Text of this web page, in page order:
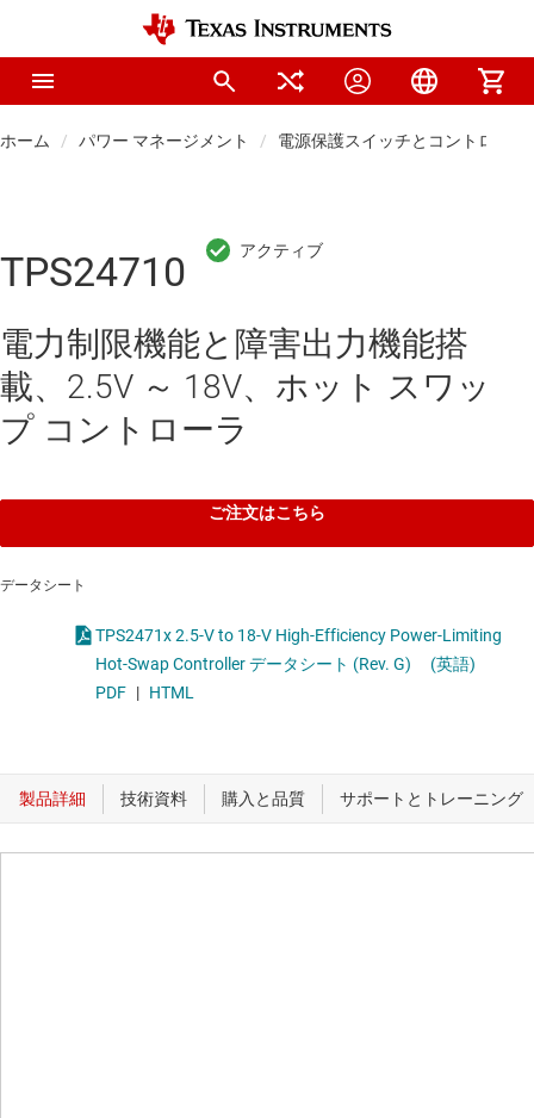
ホーム パワー マネージメント 電源保護スイッチとコントローラ
TPS24710
電力制限機能と障害出力機能搭
載、2.5V ～ 18V、ホット スワッ
プ コントローラ
ご注文はこちら
データシート
TPS2471x 2.5-V to 18-V High-Efficiency Power-Limiting
Hot-Swap Controller データシート (Rev. G)
(英語)
PDF | HTML